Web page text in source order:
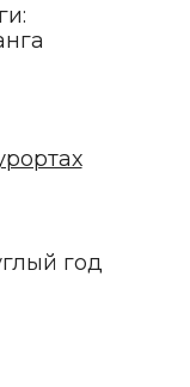
год